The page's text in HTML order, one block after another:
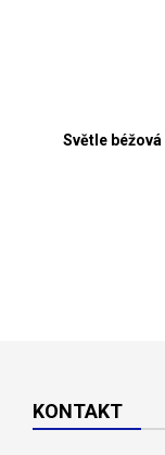
Světle
KONTAKT